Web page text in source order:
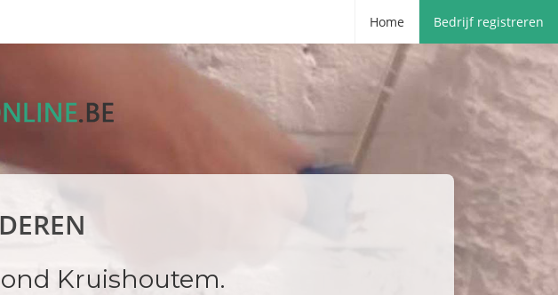
Home Bedrijf registreren
Kruishoutem.